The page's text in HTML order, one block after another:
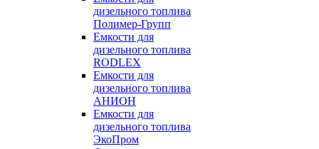
дизельного топлива
Полимер-Групп
Емкости для
дизельного топлива
RODLEX
Емкости для
дизельного топлива
АНИОН
Емкости для
дизельного топлива
ЭкоПром